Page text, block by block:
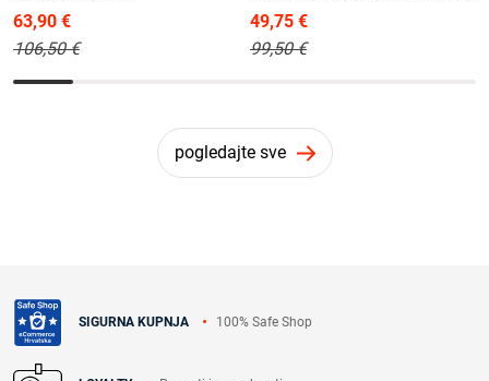
63,90 €
106,50 €
49,75 €
99,50 €
pogledajte sve
SIGURNA KUPNJA 100% Safe Shop